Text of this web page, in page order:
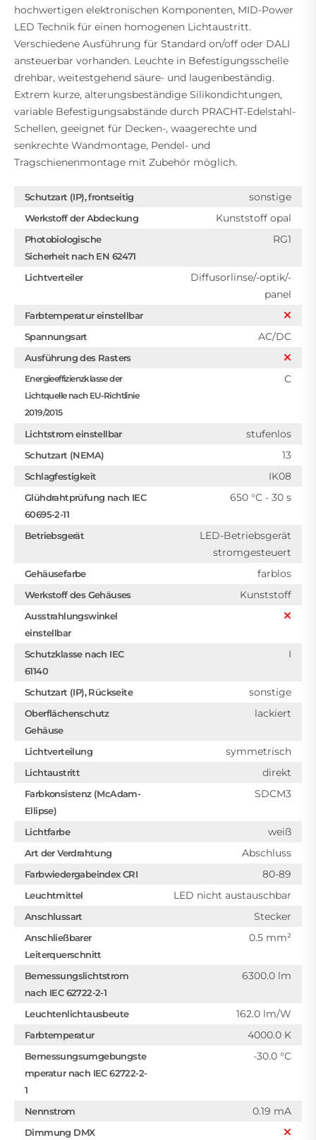
hochwertigen elektronischen Komponenten, MID-Power
LED Technik für einen homogenen Lichtaustritt.
Verschiedene Ausführung für Standard on/off oder DALI
ansteuerbar vorhanden. Leuchte in Befestigungsschelle
drehbar, weitestgehend säure- und laugenbeständig.
Extrem kurze, alterungsbeständige Silikondichtungen,
variable Befestigungsabstände durch PRACHT-Edelstahl-
Schellen, geeignet für Decken-, waagerechte und
senkrechte Wandmontage, Pendel- und
Tragschienenmontage mit Zubehör möglich.
Schutzart (IP), frontseitig sonstige
Werkstoff der Abdeckung Kunststoff opal
Photobiologische
Sicherheit nach EN 62471
RG1
Lichtverteiler
Diffusorlinse/-optik/-
panel
Farbtemperatur einstellbar
Spannungsart
AC/DC
Ausführung des Rasters
Energieeffizienzklasse der
Lichtquelle nach EU-Richtlinie
2019/2015
C
Lichtstrom einstellbar stufenlos
Schutzart (NEMA) 13
Schlagfestigkeit IK08
Glühdrahtprüfung nach IEC
60695-2-11
650 °C - 30 s
Betriebsgerät
LED-Betriebsgerät
stromgesteuert
Gehäusefarbe farblos
Werkstoff des Gehäuses Kunststoff
Ausstrahlungswinkel
einstellbar
Schutzklasse nach IEC
61140
I
Schutzart (IP), Rückseite sonstige
Oberflächenschutz
Gehäuse
lackiert
Lichtverteilung symmetrisch
Lichtaustritt direkt
Farbkonsistenz (McAdam-
Ellipse)
SDCM3
Lichtfarbe weiß
Art der Verdrahtung Abschluss
Farbwiedergabeindex CRI 80-89
Leuchtmittel LED nicht austauschbar
Anschlussart Stecker
Anschließbarer
Leiterquerschnitt
0.5 mm²
Bemessungslichtstrom
nach IEC 62722-2-1
6300.0 lm
Leuchtenlichtausbeute 162.0 lm/W
Farbtemperatur 4000.0 K
Bemessungsumgebungste
mperatur nach IEC 62722-2-
1
-30.0 °C
Nennstrom 0.19 mA
Dimmung DMX